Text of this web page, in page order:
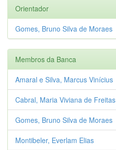
Orientador
Gomes, Bruno Silva de Moraes
Membros da Banca
Amaral e Silva, Marcus Vinícius
Cabral, Maria Viviana de Freitas
Gomes, Bruno Silva de Moraes
Montibeler, Everlam Elias